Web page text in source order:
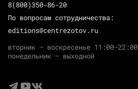
8(800)350-86-20
По вопросам сотрудничества:
editions@centrezotov.ru
вторник — воскресенье 11:00–22:00
понедельник — выходной